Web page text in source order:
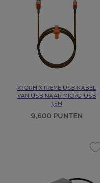
XTORM XTREME USB-KABEL
VAN USB NAAR MICRO-USB
1,5M
9,600 PUNTEN